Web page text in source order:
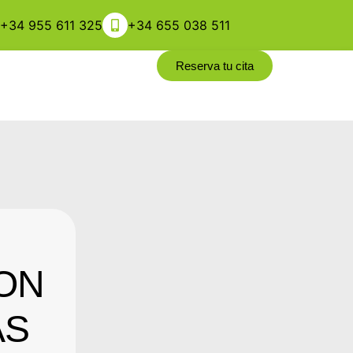
+34 955 611 325 +34 655 038 511
Reserva tu cita